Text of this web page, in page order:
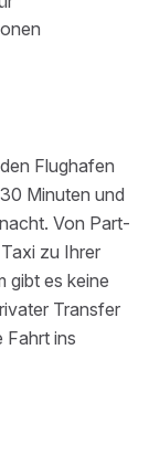
Flughafen
Minuten und
Von Part-
zu Ihrer
gibt es keine
Transfer
Fahrt ins